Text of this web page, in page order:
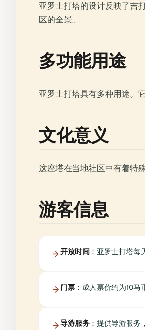
亚罗士打塔的设计反映了吉
区的全景。
多功能用途
亚罗士打塔具有多种用途。
文化意义
这座塔在当地社区中有着特
游客信息
开放时间 ：亚罗士打塔每
门票 ：成人票价约为10马
导游服务 ：提供导游服务